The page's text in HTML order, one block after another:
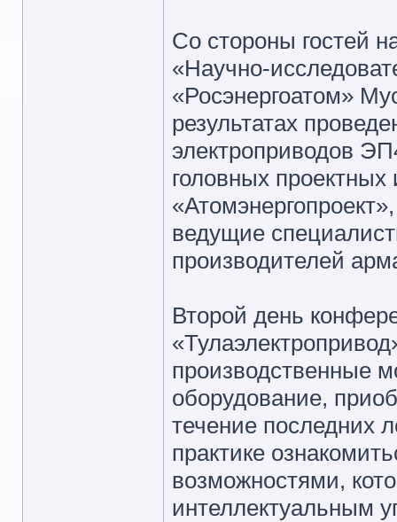
Со стороны гостей
«Научно-
«Росэнергоатом»
результатах
электроприводов
головных
ведущие
производителей
Второй день
производственные
оборудование,
течение последних
практике
возможностями,
интеллектуальным